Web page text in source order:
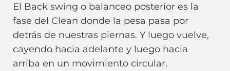
El Back swing o balanceo posterior es la
fase del Clean donde la pesa pasa por
detrás de nuestras piernas. Y luego vuelve,
cayendo hacia adelante y luego hacia
arriba en un movimiento circular.